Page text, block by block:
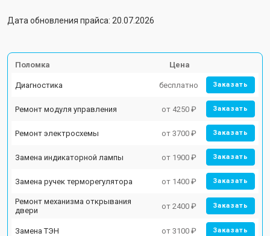
Дата обновления прайса: 20.07.2026
Поломка Цена
Диагностика бесплатно Заказать
Ремонт модуля управления от 4250 ₽ Заказать
Ремонт электросхемы от 3700 ₽ Заказать
Замена индикаторной лампы от 1900 ₽ Заказать
Замена ручек терморегулятора от 1400 ₽ Заказать
Ремонт механизма открывания
двери
от 2400 ₽ Заказать
Замена ТЭН от 3100 ₽ Заказать